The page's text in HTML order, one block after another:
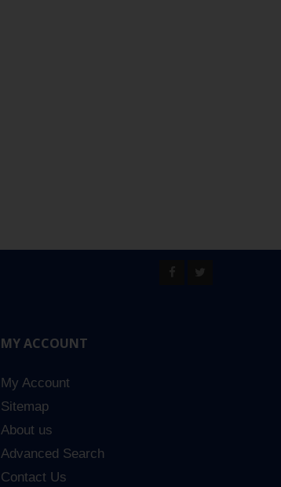
MY ACCOUNT
My Account
Sitemap
About us
Advanced Search
Contact Us